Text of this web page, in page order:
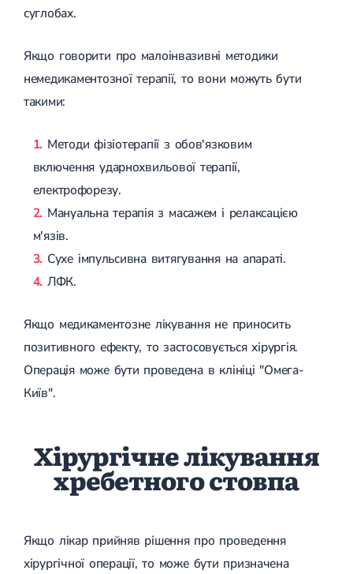
суглобах.
Якщо говорити про малоінвазивні методики
немедикаментозної терапії, то вони можуть бути
такими:
Методи фізіотерапії з обов'язковим
включення ударнохвильової терапії,
електрофорезу.
Мануальна терапія з масажем і релаксацією
м'язів.
Сухе імпульсивна витягування на апараті.
ЛФК.
Якщо медикаментозне лікування не приносить
позитивного ефекту, то застосовується хірургія.
Операція може бути проведена в клініці "Омега-
Київ".
Хірургічне лікування
хребетного стовпа
Якщо лікар прийняв рішення про проведення
хірургічної операції, то може бути призначена